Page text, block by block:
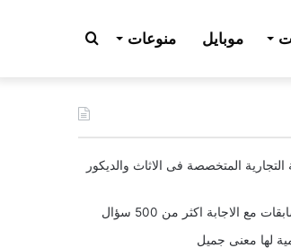
موبايل منوعات بحث
عن
التجارية المتخصصة فى الاثاث والديكور
مع الاجابة اكثر من 500 سؤال
لها معنى جميل